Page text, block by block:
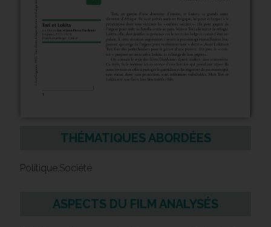
THÉMATIQUES ABORDÉES
Politique,Société
ASPECTS DU FILM ANALYSÉS